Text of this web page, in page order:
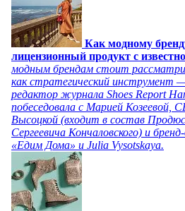
Как модному
лицензионный продукт с
модным брендам стоит
как стратегический инструмент
редактор журнала Shoes Report
побеседовала с Марией Козеевой,
Высоцкой (входит в состав
Сергеевича Кончаловского) и
«Едим Дома» и Julia Vysotskaya.